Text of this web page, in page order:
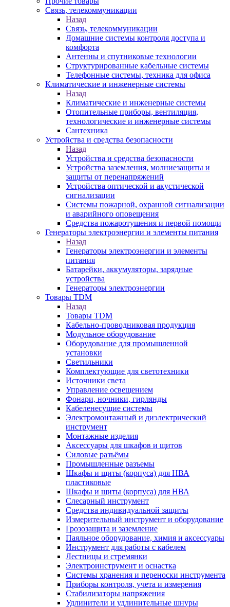
Связь, телекоммуникации
Назад
Связь, телекоммуникации
Домашние системы контроля доступа и
комфорта
Антенны и спутниковые технологии
Структурированные кабельные системы
Телефонные системы, техника для офиса
Климатические и инженерные системы
Назад
Климатические и инженерные системы
Отопительные приборы, вентиляция,
технологические и инженерные системы
Сантехника
Устройства и средства безопасности
Назад
Устройства и средства безопасности
Устройства заземления, молниезащиты и
защиты от перенапряжений
Устройства оптической и акустической
сигнализации
Системы пожарной, охранной сигнализации
и аварийного оповещения
Средства пожаротушения и первой помощи
Генераторы электроэнергии и элементы питания
Назад
Генераторы электроэнергии и элементы
питания
Батарейки, аккумуляторы, зарядные
устройства
Генераторы электроэнергии
Товары TDM
Назад
Товары TDM
Кабельно-проводниковая продукция
Модульное оборудование
Оборудование для промышленной
установки
Светильники
Комплектующие для светотехники
Источники света
Управление освещением
Фонари, ночники, гирлянды
Кабеленесущие системы
Электромонтажный и диэлектрический
инструмент
Монтажные изделия
Аксессуары для шкафов и щитов
Силовые разъёмы
Промышленные разъемы
Шкафы и щиты (корпуса) для НВА
пластиковые
Шкафы и щиты (корпуса) для НВА
Слесарный инструмент
Средства индивидуальной защиты
Измерительный инструмент и оборудование
Грозозащита и заземление
Паяльное оборудование, химия и аксессуары
Инструмент для работы с кабелем
Лестницы и стремянки
Электроинструмент и оснастка
Системы хранения и переноски инструмента
Приборы контроля, учета и измерения
Стабилизаторы напряжения
Удлинители и удлинительные шнуры